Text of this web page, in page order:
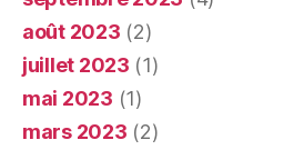
août 2023 (2)
juillet 2023 (1)
mai 2023 (1)
mars 2023 (2)